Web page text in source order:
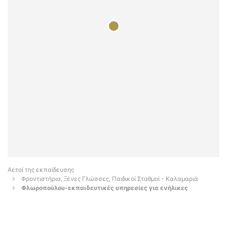
Αετοί της εκπαίδευσης
Φροντιστήρια, Ξένες Γλώσσες, Παιδικοί Σταθμοί - Καλαμαριά
Φλωροπούλου-εκπαιδευτικές υπηρεσίες για ενήλικες